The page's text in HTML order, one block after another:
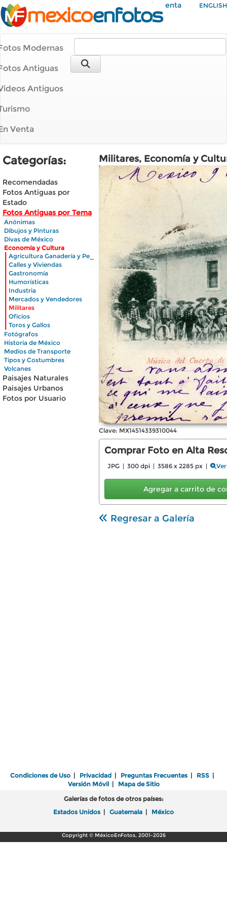
Mi Cuenta ENGLISH
Modernas
Antiguas
Antiguos
Venta
Categorías:
Recomendadas
Fotos Antiguas por
Estado
Fotos Antiguas por Tema
Anónimas
Dibujos y Pinturas
Divas de México
Economía y Cultura
| Agricultura Ganadería y Pesca
Calles y Viviendas
Gastronomía
Humorísticas
Industria
Mercados y Vendedores
Militares
Oficios
Toros y Gallos
Fotógrafos
Historia de México
Medios de Transporte
Tipos y Costumbres
Volcanes
Paisajes Naturales
Paisajes Urbanos
Fotos por Usuario
Militares, Economía y
Clave: MX14514339310044
Comprar Foto en Alta
JPG | 300 dpi | 3586 x 2285 px |
Agregar a carrito de
Regresar a Galería
Condiciones de Uso Privacidad Preguntas Frecuentes RSS
Versión Móvil| Mapa de Sitio
Galerías de fotos de otros países:
Estados Unidos
Guatemala México
Copyright © MéxicoEnFotos, 2001-2026